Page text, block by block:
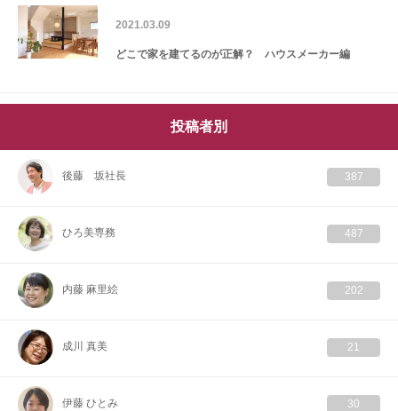
2021.03.09
どこで家を建てるのが正解？ ハウスメーカー編
投稿者別
後藤 坂社長 387
ひろ美専務 487
内藤 麻里絵 202
成川 真美 21
伊藤 ひとみ 30